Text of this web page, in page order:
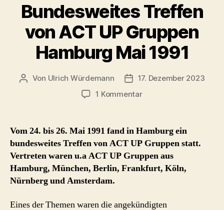
Bundesweites Treffen
von ACT UP Gruppen
Hamburg Mai 1991
Beitragsautor
Von Ulrich Würdemann Beitragsdatum
17. Dezember 2023
1 Kommentarzu
von
UP
Gruppen
Hamburg
Vom 24. bis 26. Mai 1991 fand in Hamburg ein
bundesweites Treffen von ACT UP Gruppen statt.
Vertreten waren u.a ACT UP Gruppen aus
Hamburg, München, Berlin, Frankfurt, Köln,
Nürnberg und Amsterdam.
Eines der Themen waren die angekündigten